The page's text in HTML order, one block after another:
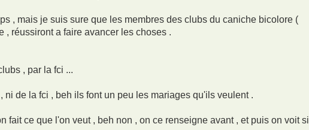
, mais je suis sure que les membres des clubs du caniche bicolore (
, réussiront a faire avancer les choses .
, par la fci ...
de la fci , beh ils font un peu les mariages qu'ils veulent .
fait ce que l'on veut , beh non , on ce renseigne avant , et puis on voit si